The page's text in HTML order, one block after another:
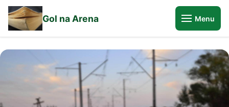
Gol na Arena Menu